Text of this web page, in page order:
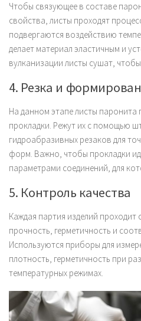
Чтобы связующее в составе
свойства, листы проходят
подвергаются воздействию
делает материал эластичным и
вулканизации листы сушат,
4. Резка и
На данном этапе листы
прокладки. Режут их с помощью
гидроабразивных резаков для
форм. Важно, чтобы прокладки
параметрами соединений, для
5. Контроль качества
Каждая партия изделий проходит
прочность, герметичность и
Используются приборы для
плотность, герметичность при
температурных режимах.